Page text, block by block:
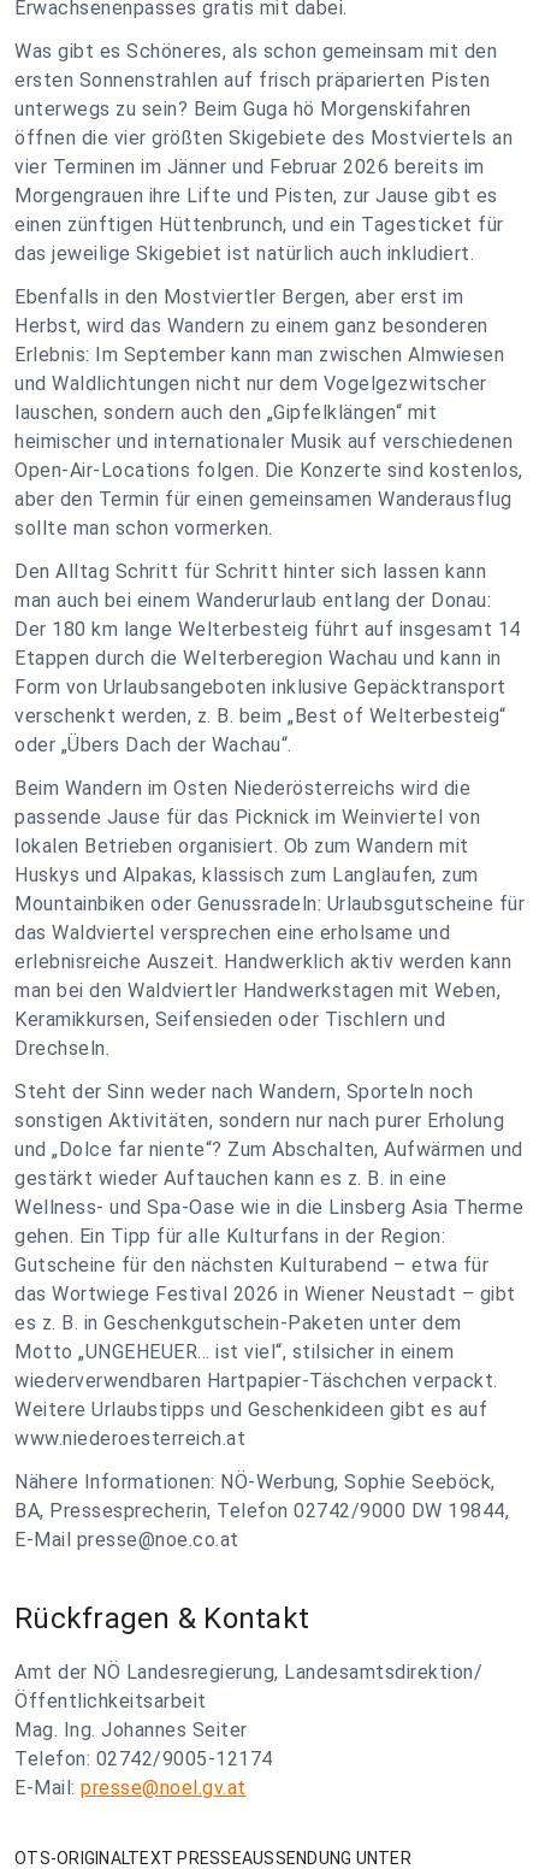
Erwachsenenpasses gratis mit dabei.
Was gibt es Schöneres, als schon gemeinsam mit den
ersten Sonnenstrahlen auf frisch präparierten Pisten
unterwegs zu sein? Beim Guga hö Morgenskifahren
öffnen die vier größten Skigebiete des Mostviertels an
vier Terminen im Jänner und Februar 2026 bereits im
Morgengrauen ihre Lifte und Pisten, zur Jause gibt es
einen zünftigen Hüttenbrunch, und ein Tagesticket für
das jeweilige Skigebiet ist natürlich auch inkludiert.
Ebenfalls in den Mostviertler Bergen, aber erst im
Herbst, wird das Wandern zu einem ganz besonderen
Erlebnis: Im September kann man zwischen Almwiesen
und Waldlichtungen nicht nur dem Vogelgezwitscher
lauschen, sondern auch den „Gipfelklängen“ mit
heimischer und internationaler Musik auf verschiedenen
Open-Air-Locations folgen. Die Konzerte sind kostenlos,
aber den Termin für einen gemeinsamen Wanderausflug
sollte man schon vormerken.
Den Alltag Schritt für Schritt hinter sich lassen kann
man auch bei einem Wanderurlaub entlang der Donau:
Der 180 km lange Welterbesteig führt auf insgesamt 14
Etappen durch die Welterberegion Wachau und kann in
Form von Urlaubsangeboten inklusive Gepäcktransport
verschenkt werden, z. B. beim „Best of Welterbesteig“
oder „Übers Dach der Wachau“.
Beim Wandern im Osten Niederösterreichs wird die
passende Jause für das Picknick im Weinviertel von
lokalen Betrieben organisiert. Ob zum Wandern mit
Huskys und Alpakas, klassisch zum Langlaufen, zum
Mountainbiken oder Genussradeln: Urlaubsgutscheine für
das Waldviertel versprechen eine erholsame und
erlebnisreiche Auszeit. Handwerklich aktiv werden kann
man bei den Waldviertler Handwerkstagen mit Weben,
Keramikkursen, Seifensieden oder Tischlern und
Drechseln.
Steht der Sinn weder nach Wandern, Sporteln noch
sonstigen Aktivitäten, sondern nur nach purer Erholung
und „Dolce far niente“? Zum Abschalten, Aufwärmen und
gestärkt wieder Auftauchen kann es z. B. in eine
Wellness- und Spa-Oase wie in die Linsberg Asia Therme
gehen. Ein Tipp für alle Kulturfans in der Region:
Gutscheine für den nächsten Kulturabend – etwa für
das Wortwiege Festival 2026 in Wiener Neustadt – gibt
es z. B. in Geschenkgutschein-Paketen unter dem
Motto „UNGEHEUER... ist viel“, stilsicher in einem
wiederverwendbaren Hartpapier-Täschchen verpackt.
Weitere Urlaubstipps und Geschenkideen gibt es auf
www.niederoesterreich.at
Nähere Informationen: NÖ-Werbung, Sophie Seeböck,
BA, Pressesprecherin, Telefon 02742/9000 DW 19844,
E-Mail presse@noe.co.at
Rückfragen & Kontakt
Amt der NÖ Landesregierung, Landesamtsdirektion/
Öffentlichkeitsarbeit
Mag. Ing. Johannes Seiter
Telefon: 02742/9005-12174
E-Mail: presse@noel.gv.at
OTS-ORIGINALTEXT PRESSEAUSSENDUNG UNTER